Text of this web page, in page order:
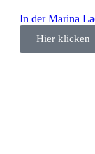
In der Marina
Hier klicken